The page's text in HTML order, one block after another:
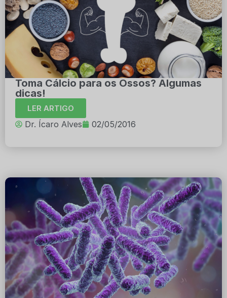
Toma Cálcio para os Ossos? Algumas
dicas!
LER ARTIGO
Dr. Ícaro Alves 02/05/2016